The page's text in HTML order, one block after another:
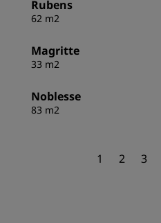
Rubens
62 m2
Magritte
33 m2
Noblesse
83 m2
1 2 3